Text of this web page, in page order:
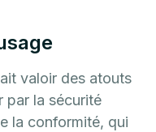
valoir des atouts
par la sécurité
la conformité, qui